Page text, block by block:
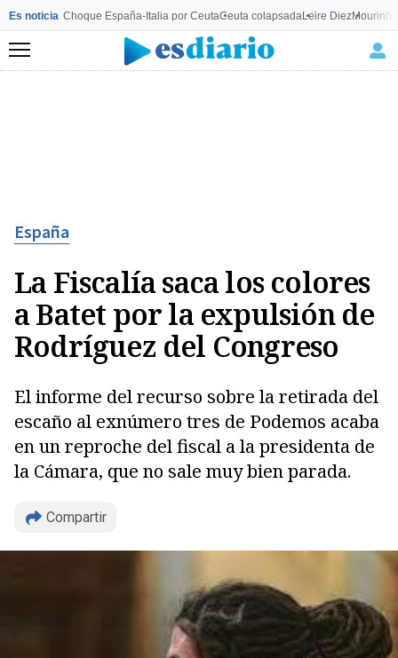
Es noticia Choque España-Italia por CeutaCeuta colapsadaLeire Diez
Menú
España
La Fiscalía saca los colores
a Batet por la expulsión de
Rodríguez del Congreso
El informe del recurso sobre la retirada del
escaño al exnúmero tres de Podemos acaba
en un reproche del fiscal a la presidenta de
la Cámara, que no sale muy bien parada.
Compartir